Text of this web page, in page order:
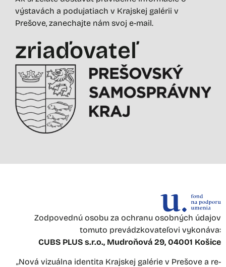
výstavách a podujatiach v Krajskej galérii v
Prešove, zanechajte nám svoj e-mail.
zriaďovateľ
Zodpovednú osobu za ochranu osobných údajov
tomuto prevádzkovateľovi vykonáva:
CUBS PLUS s.r.o., Mudroňová 29, 04001 Košice
„Nová vizuálna identita Krajskej galérie v Prešove a re-